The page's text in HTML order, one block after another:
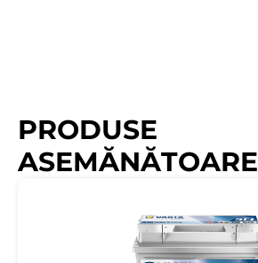
PRODUSE
ASEMĂNĂTOARE